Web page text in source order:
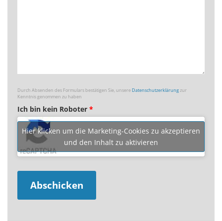
Durch Absenden des Formulars bestätigen Sie, unsereDatenschutzerklärungzur
Kenntnis genommen zu haben
Ich bin kein Roboter *
Hier klicken um die Marketing-Cookies zu akzeptieren
und den Inhalt zu aktivieren